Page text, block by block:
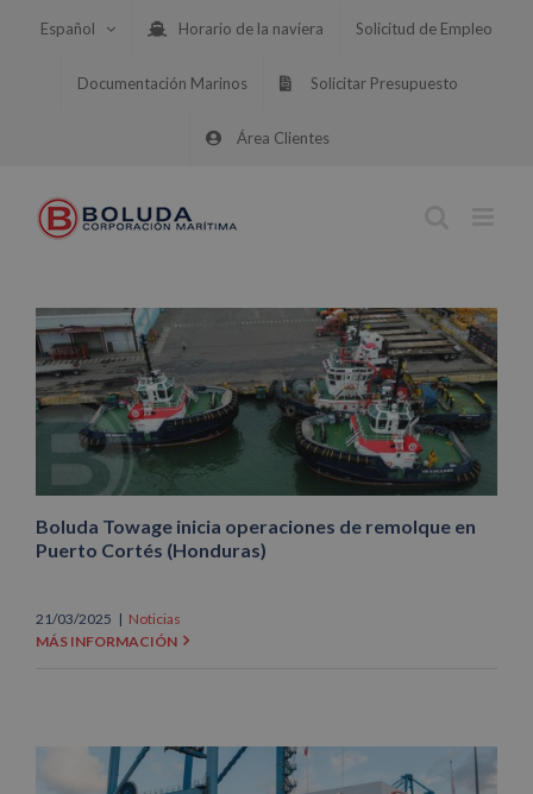
Español Horario de la naviera Solicitud de Empleo
Documentación Marinos Solicitar Presupuesto
Área Clientes
Boluda Towage inicia operaciones de remolque en
Puerto Cortés (Honduras)
21/03/2025 | Noticias
MÁS INFORMACIÓN